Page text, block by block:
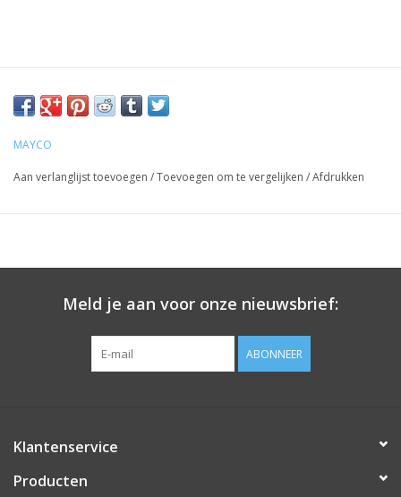
MAYCO
Aan verlanglijst toevoegen /Toevoegen om te vergelijken /Afdrukken
Meld je aan voor onze nieuwsbrief:
ABONNEER
Klantenservice
Producten